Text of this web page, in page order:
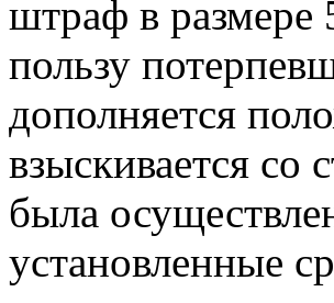
штраф в размере
пользу
дополняется
взыскивается
была
установленные